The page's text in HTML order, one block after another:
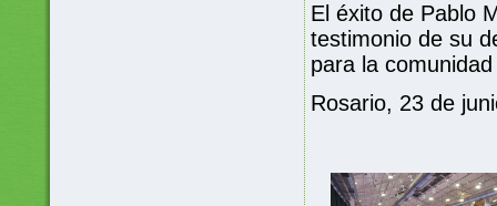
El éxito de Pablo
testimonio de su
para la
Rosario, 23 de